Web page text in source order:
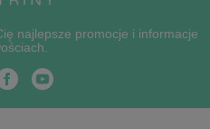
najlepsze promocje i informacje